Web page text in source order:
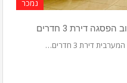
נמכר
דירת 3 חדרים
דירת 3 חדרים…